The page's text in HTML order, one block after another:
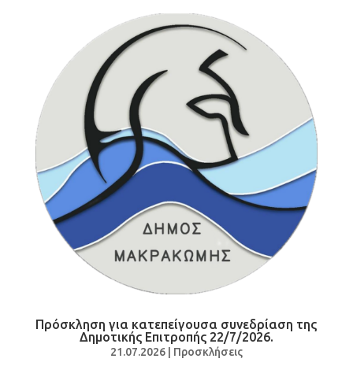
Πρόσκληση για κατεπείγουσα συνεδρίαση της
Δημοτικής Επιτροπής 22/7/2026.
21.07.2026| Προσκλήσεις